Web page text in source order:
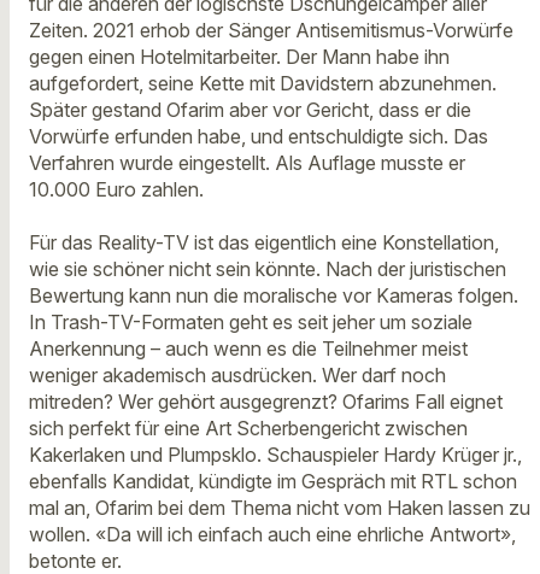
Zeiten. 2021 erhob der Sänger Antisemitismus-Vorwürfe
gegen einen Hotelmitarbeiter. Der Mann habe ihn
aufgefordert, seine Kette mit Davidstern abzunehmen.
Später gestand Ofarim aber vor Gericht, dass er die
Vorwürfe erfunden habe, und entschuldigte sich. Das
Verfahren wurde eingestellt. Als Auflage musste er
10.000 Euro zahlen.
Für das Reality-TV ist das eigentlich eine Konstellation,
wie sie schöner nicht sein könnte. Nach der juristischen
Bewertung kann nun die moralische vor Kameras folgen.
In Trash-TV-Formaten geht es seit jeher um soziale
Anerkennung – auch wenn es die Teilnehmer meist
weniger akademisch ausdrücken. Wer darf noch
mitreden? Wer gehört ausgegrenzt? Ofarims Fall eignet
sich perfekt für eine Art Scherbengericht zwischen
Kakerlaken und Plumpsklo. Schauspieler Hardy Krüger jr.,
ebenfalls Kandidat, kündigte im Gespräch mit RTL schon
mal an, Ofarim bei dem Thema nicht vom Haken lassen zu
wollen. «Da will ich einfach auch eine ehrliche Antwort»,
betonte er.